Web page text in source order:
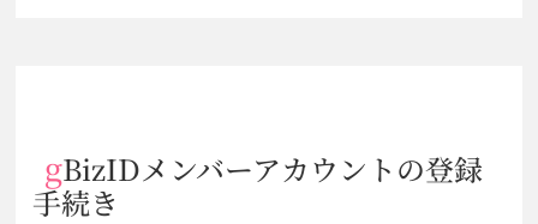
gBizIDメンバーアカウントの登録
手続き